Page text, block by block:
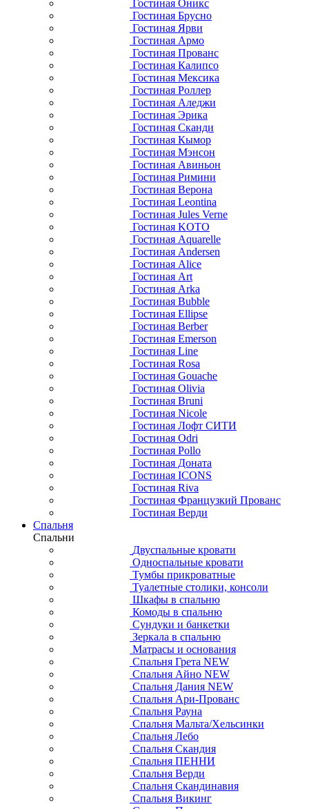
Гостиная Оникс
Гостиная Брусно
Гостиная Ярви
Гостиная Армо
Гостиная Прованс
Гостиная Калипсо
Гостиная Мексика
Гостиная Роллер
Гостиная Аледжи
Гостиная Эрика
Гостиная Сканди
Гостиная Кымор
Гостиная Мэнсон
Гостиная Авиньон
Гостиная Римини
Гостиная Верона
Гостиная Leontina
Гостиная Jules Verne
Гостиная KOTO
Гостиная Aquarelle
Гостиная Andersen
Гостиная Alice
Гостиная Art
Гостиная Arka
Гостиная Bubble
Гостиная Ellipse
Гостиная Berber
Гостиная Emerson
Гостиная Line
Гостиная Rosa
Гостиная Gouache
Гостиная Olivia
Гостиная Bruni
Гостиная Nicole
Гостиная Лофт СИТИ
Гостиная Odri
Гостиная Pollo
Гостиная Доната
Гостиная ICONS
Гостиная Riva
Гостиная Французкий Прованс
Гостиная Верди
Спальня
Спальни
Двуспальные кровати
Односпальные кровати
Тумбы прикроватные
Туалетные столики, консоли
Шкафы в спальню
Комоды в спальню
Сундуки и банкетки
Зеркала в спальню
Матрасы и основания
Спальня Грета NEW
Спальня Айно NEW
Спальня Дания NEW
Спальня Ари-Прованс
Спальня Рауна
Спальня Мальта/Хельсинки
Спальня Лебо
Спальня Скандия
Спальня ПЕННИ
Спальня Верди
Спальня Скандинавия
Спальня Викинг